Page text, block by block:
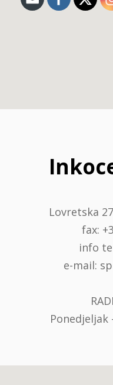
Lovretska
fax:
info
e-mail:
Ponedjeljak